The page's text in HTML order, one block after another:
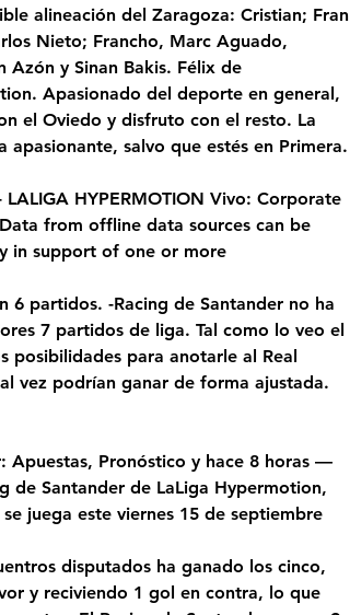
alineación del Zaragoza: Cristian; Fran
Nieto; Francho, Marc Aguado,
Azón y Sinan Bakis. Félix de
Apasionado del deporte en general,
el Oviedo y disfruto con el resto. La
apasionante, salvo que estés en Primera.
HYPERMOTION Vivo: Corporate
from offline data sources can be
in support of one or more
6 partidos. -Racing de Santander no ha
7 partidos de liga. Tal como lo veo el
posibilidades para anotarle al Real
vez podrían ganar de forma ajustada.
Apuestas, Pronóstico y hace 8 horas —
de Santander de LaLiga Hypermotion,
juega este viernes 15 de septiembre
disputados ha ganado los cinco,
y reciviendo 1 gol en contra, lo que